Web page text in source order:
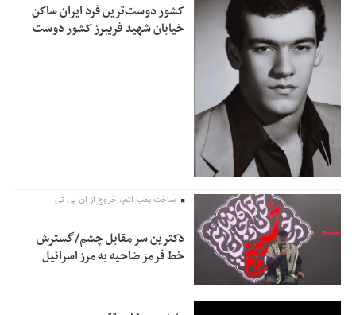
کشور دوست‌ترین فرد ایران ساکن
خیابان شهید فریبرز کشور دوست
ساخت بمب اتم، خروج از ان پی تی
دکترین سر مقابل چشم/گسترش
خط قرمز ضاحیه به مرز اسرائیل